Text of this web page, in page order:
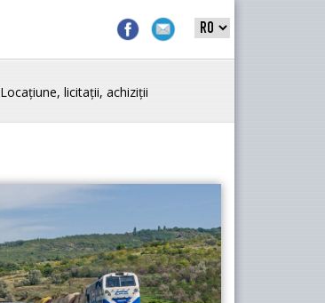
Locațiune, licitații, achiziții